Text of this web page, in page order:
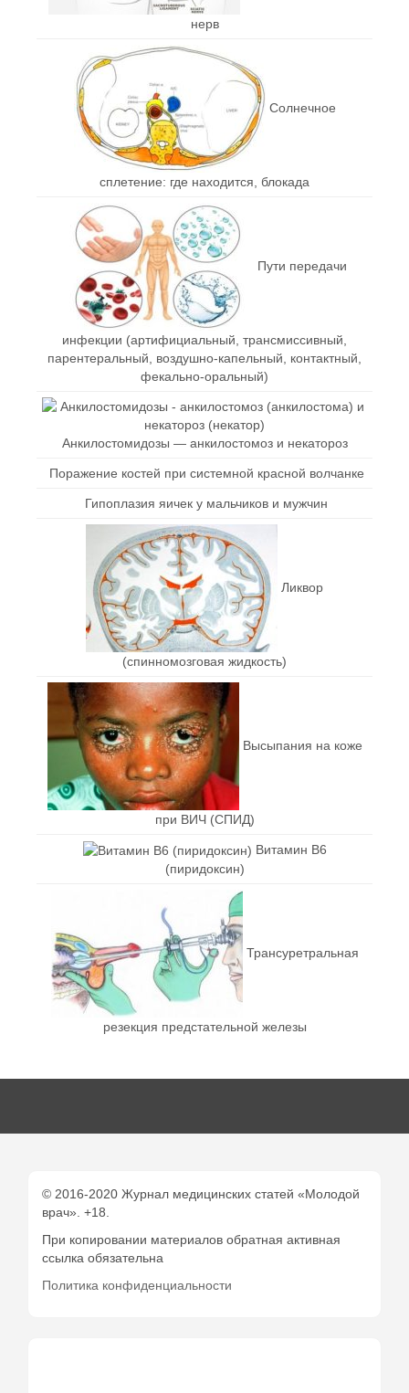
нерв
Солнечное
сплетение: где находится, блокада
Пути передачи
инфекции (артифициальный, трансмиссивный,
парентеральный, воздушно-капельный, контактный,
фекально-оральный)
Анкилостомидозы — анкилостомоз и некатороз
Поражение костей при системной красной волчанке
Гипоплазия яичек у мальчиков и мужчин
Ликвор
(спинномозговая жидкость)
Высыпания на коже
при ВИЧ (СПИД)
Витамин В6
(пиридоксин)
Трансуретральная
резекция предстательной железы
© 2016-2020 Журнал медицинских статей «Молодой
врач». +18.
При копировании материалов обратная активная
ссылка обязательна
Политика конфиденциальности